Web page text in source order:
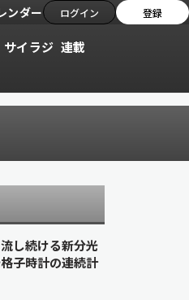
ンダー ログイン 登録
サイラジ 連載
し続ける新分光
子時計の連続計